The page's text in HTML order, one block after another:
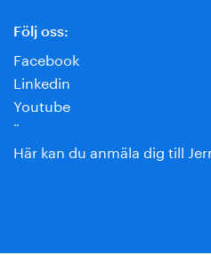
Följ oss:
Facebook
Linkedin
Youtube
¨
Här kan du anmäla dig till